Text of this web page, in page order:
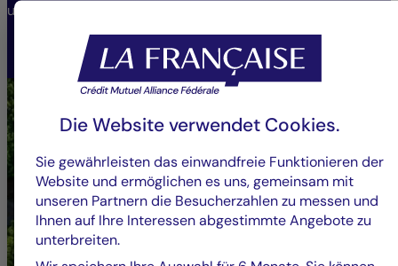
unterschiedliche Bedürfnisse und Risikoprofile eingeht.
FONDS ANSEHEN
Die Website verwendet Cookies.
Sie gewährleisten das einwandfreie Funktionieren der
Website und ermöglichen es uns, gemeinsam mit
unseren Partnern die Besucherzahlen zu messen und
Ihnen auf Ihre Interessen abgestimmte Angebote zu
unterbreiten.